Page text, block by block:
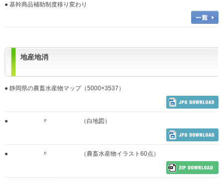
● 基幹商品補助制度移り変わり
地産地消
● 静岡県の農畜水産物マップ（5000×3537）
● 〃 （白地図）
● 〃 （農畜水産物イラスト60点）